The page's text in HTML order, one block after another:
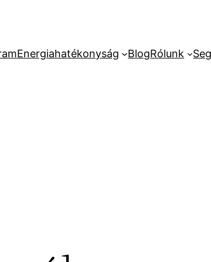
Energiahatékonyság BlogRólunk